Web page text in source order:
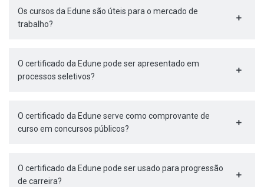
Os cursos da Edune são úteis para o mercado de
trabalho?
O certificado da Edune pode ser apresentado em
processos seletivos?
O certificado da Edune serve como comprovante de
curso em concursos públicos?
O certificado da Edune pode ser usado para progressão
de carreira?